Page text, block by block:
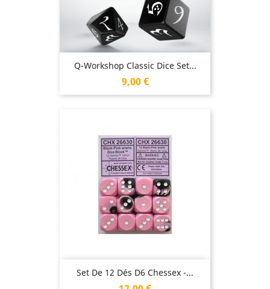
Q-Workshop Classic Dice Set...
Prix
9,00 €
Set De 12 Dés D6 Chessex -...